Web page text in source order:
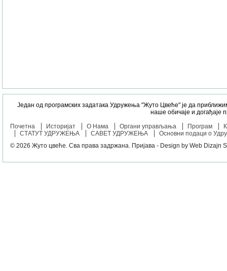
Један од програмских задатака Удружења "Жуто Цвеће" је да
наше обичаје и догађаје
Почетна
Историјат О Нама Органи управљања Програм
СТАТУТ УДРУЖЕЊА
САВЕТ УДРУЖЕЊА
Основни подаци о
© 2026 Жуто цвеће. Сва права задржана. Пријава- Design by Web Dizajn